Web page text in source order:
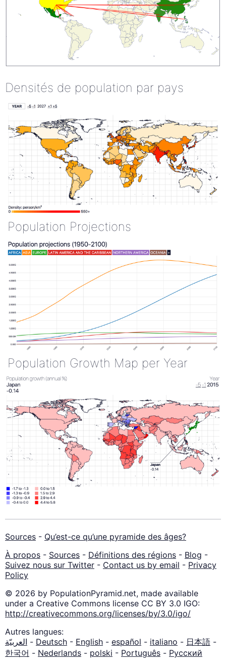
Densités de population par pays
Population Projections
Population Growth Map per Year
Sources - Qu’est-ce qu’une pyramide des âges?
À propos - Sources - Définitions des régions - Blog -
Suivez nous sur Twitter - Contact us by email - Privacy
Policy
© 2026 by PopulationPyramid.net, made available
under a Creative Commons license CC BY 3.0 IGO:
http://creativecommons.org/licenses/by/3.0/igo/
Autres langues:
العربيّة - Deutsch - English - español - italiano - 日本語 -
한국어 - Nederlands - polski - Português - Русский